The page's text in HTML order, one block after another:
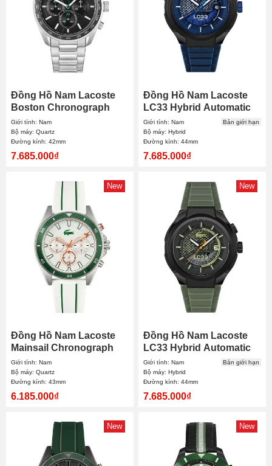
Đồng Hồ Nam Lacoste
Boston Chronograph
2011347 42mm
Giới tính: Nam
Bộ máy: Quartz
Đường kính: 42mm
7.685.000₫
Đồng Hồ Nam Lacoste
LC33 Hybrid Automatic
2011467 44mm
Giới tính: Nam
Bộ máy: Hybrid
Đường kính: 44mm
Bản giới hạn
7.685.000₫
New
Đồng Hồ Nam Lacoste
Mainsail Chronograph
2011362 43mm
Giới tính: Nam
Bộ máy: Quartz
Đường kính: 43mm
6.185.000₫
New
Đồng Hồ Nam Lacoste
LC33 Hybrid Automatic
2011466 44mm
Giới tính: Nam
Bộ máy: Hybrid
Đường kính: 44mm
Bản giới hạn
7.685.000₫
New New